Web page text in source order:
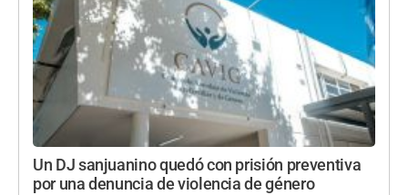
Un DJ sanjuanino quedó con prisión preventiva
por una denuncia de violencia de género